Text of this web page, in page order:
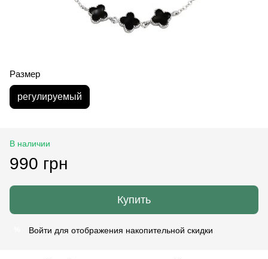
Размер
регулируемый
В наличии
990 грн
Купить
Войти для отображения накопительной скидки